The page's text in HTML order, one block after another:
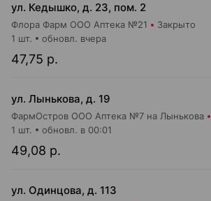
ул. Кедышко, д. 23, пом. 2
Флора Фарм ООО Аптека №21 Закрыто
47,75 р.
1 шт. обновл. вчера
ул. Лынькова, д. 19
ФармОстров ООО Аптека №7 на Лынькова
49,08 р.
1 шт. обновл. в 00:01
ул. Одинцова, д. 113